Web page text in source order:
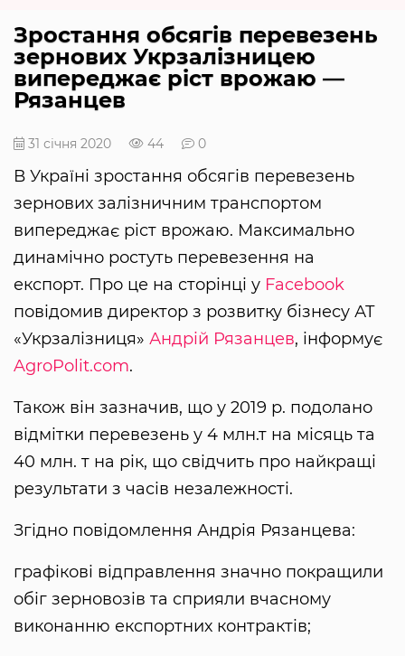
Зростання обсягів перевезень
зернових Укрзалізницею
випереджає ріст врожаю —
Рязанцев
31 січня 2020 44 0
В Україні зростання обсягів перевезень
зернових залізничним транспортом
випереджає ріст врожаю. Максимально
динамічно ростуть перевезення на
експорт. Про це на сторінці у Facebook
повідомив директор з розвитку бізнесу АТ
«Укрзалізниця» Андрій Рязанцев, інформує
AgroPolit.com.
Також він зазначив, що у 2019 р. подолано
відмітки перевезень у 4 млн.т на місяць та
40 млн. т на рік, що свідчить про найкращі
результати з часів незалежності.
Згідно повідомлення Андрія Рязанцева:
графікові відправлення значно покращили
обіг зерновозів та сприяли вчасному
виконанню експортних контрактів;